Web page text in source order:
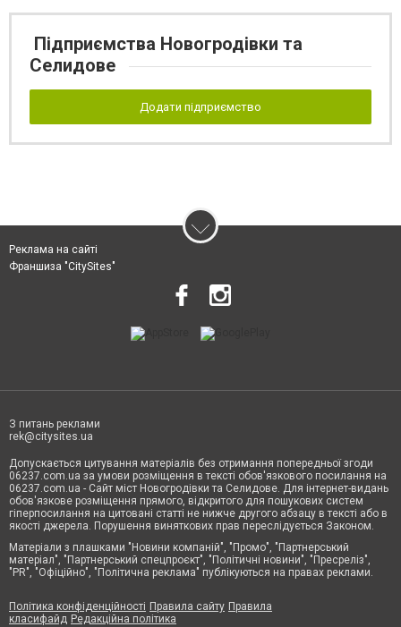
Підприємства Новогродівки та
Селидове
Додати підприємство
Реклама на сайті
Франшиза "CitySites"
З питань реклами
rek@citysites.ua
Допускається цитування матеріалів без отримання попередньої згоди
06237.com.ua за умови розміщення в тексті обов'язкового посилання на
06237.com.ua - Сайт міст Новогродівки та Селидове. Для інтернет-видань
обов'язкове розміщення прямого, відкритого для пошукових систем
гіперпосилання на цитовані статті не нижче другого абзацу в тексті або в
якості джерела. Порушення виняткових прав переслідується Законом.
Матеріали з плашками "Новини компаній", "Промо", "Партнерський
матеріал", "Партнерський спецпроєкт", "Політичні новини", "Пресреліз",
"PR", "Офіційно", "Політична реклама" публікуються на правах реклами.
Політика конфіденційності Правила сайту Правила
класифайд Редакційна політика